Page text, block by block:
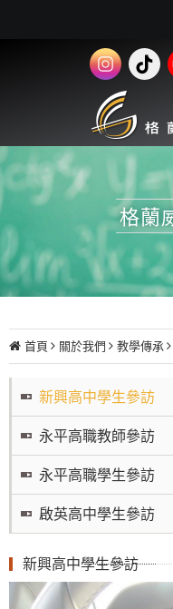
格蘭
首頁 關於我們 教學傳承
新興高中學生參訪
永平高職教師參訪
永平高職學生參訪
啟英高中學生參訪
新興高中學生參訪